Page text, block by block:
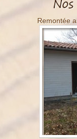
Remontée